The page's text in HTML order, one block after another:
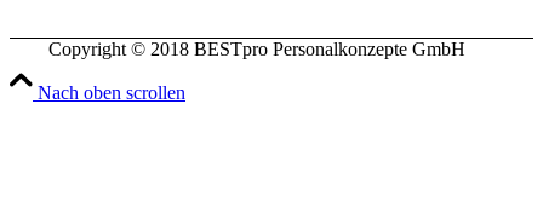
Copyright © 2018 BESTpro Personalkonzepte GmbH
Nach oben scrollen